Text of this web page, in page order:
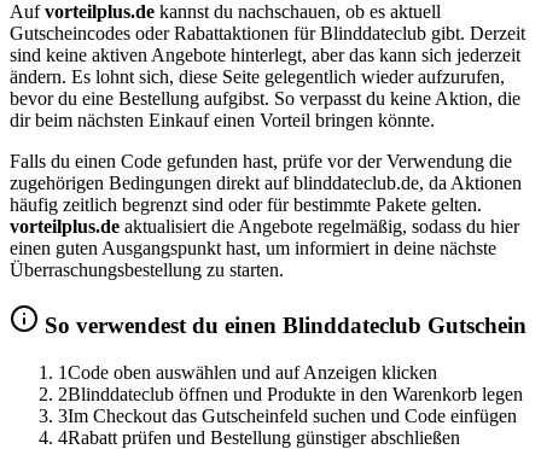
Aufvorteilplus.de kannst du nachschauen, ob es aktuell
Gutscheincodes oder Rabattaktionen für Blinddateclub gibt. Derzeit
sind keine aktiven Angebote hinterlegt, aber das kann sich jederzeit
ändern. Es lohnt sich, diese Seite gelegentlich wieder aufzurufen,
bevor du eine Bestellung aufgibst. So verpasst du keine Aktion, die
dir beim nächsten Einkauf einen Vorteil bringen könnte.
Falls du einen Code gefunden hast, prüfe vor der Verwendung die
zugehörigen Bedingungen direkt auf blinddateclub.de, da Aktionen
häufig zeitlich begrenzt sind oder für bestimmte Pakete gelten.
vorteilplus.de aktualisiert die Angebote regelmäßig, sodass du hier
einen guten Ausgangspunkt hast, um informiert in deine nächste
Überraschungsbestellung zu starten.
So verwendest du einen Blinddateclub Gutschein
1Code oben auswählen und auf Anzeigen klicken
2Blinddateclub öffnen und Produkte in den Warenkorb legen
3Im Checkout das Gutscheinfeld suchen und Code einfügen
4Rabatt prüfen und Bestellung günstiger abschließen